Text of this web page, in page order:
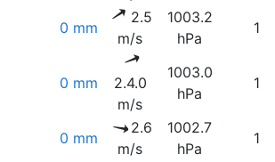
0 mm
2.5
m/s
1003.2
hPa
0 mm
2.4.0
m/s
1003.0
hPa
0 mm
2.6
m/s
1002.7
hPa